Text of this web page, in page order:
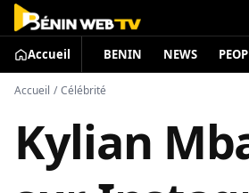
Accueil BENIN NEWS
Accueil / Célébrité
Kylian